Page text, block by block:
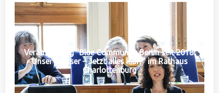
Veranstaltung "Blue Community Berlin seit 2018:
Unser Wasser – Jetzt alles klar?" im Rathaus
Charlottenburg